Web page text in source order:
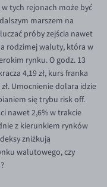
tych rejonach może być
marszem na
próby zejścia nawet
rodzimej waluty, która w
rynku. O godz. 13
4,19 zł, kurs franka
Umocnienie dolara idzie
się trybu risk off.
nawet 2,6% w trakcie
z kierunkiem rynków
zniżkują
walutowego, czy